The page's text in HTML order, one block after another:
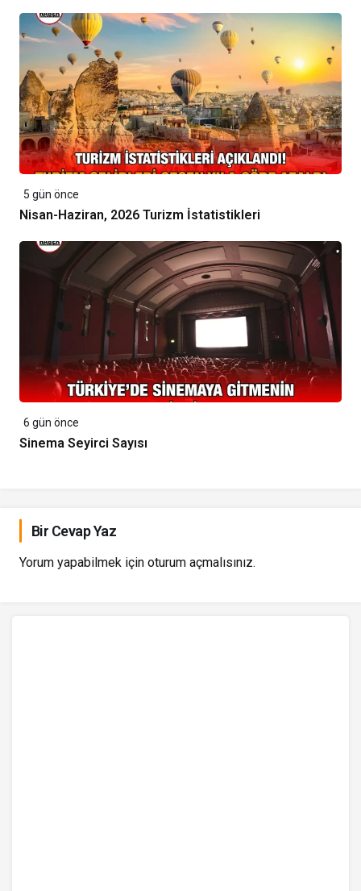
5 gün önce
Nisan-Haziran, 2026 Turizm İstatistikleri
6 gün önce
Sinema Seyirci Sayısı
Bir Cevap Yaz
Yorum yapabilmek için oturum açmalısınız.